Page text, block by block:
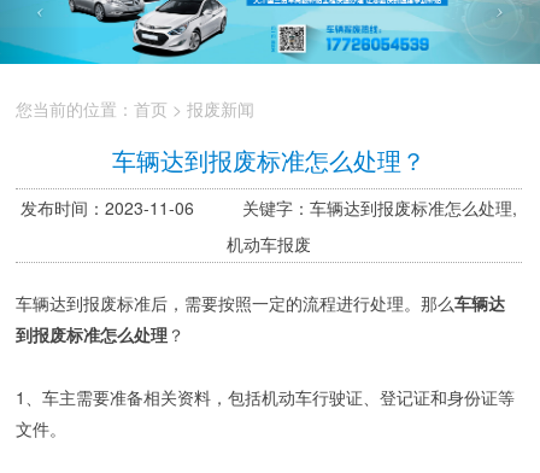
您当前的位置：首页 >报废新闻
车辆达到报废标准怎么处理？
发布时间：2023-11-06 关键字：车辆达到报废标准怎么处理,
机动车报废
车辆达到报废标准后，需要按照一定的流程进行处理。那么车辆达
到报废标准怎么处理 ？
1、车主需要准备相关资料，包括机动车行驶证、登记证和身份证等
文件。